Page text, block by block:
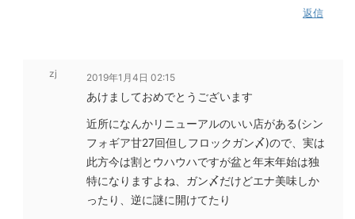
返信
zj 2019年1月4日 02:15
あけましておめでとうございます
近所になんかリニューアルのいい店がある(シン
フォギア甘27回但しフロックガン〆)ので、実は
此方今は割とウハウハですが盆と年末年始は独
特になりますよね、ガン〆だけどエナ美味しか
ったり、逆に謎に開けてたり